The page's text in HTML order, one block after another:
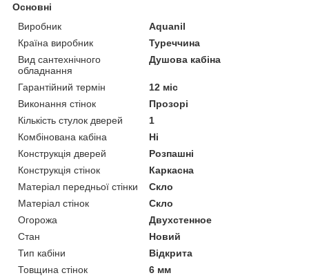
Основні
Виробник
Aquanil
Країна виробник
Туреччина
Вид сантехнічного
обладнання
Душова кабіна
Гарантійний термін
12 міс
Виконання стінок
Прозорі
Кількість стулок дверей
1
Комбінована кабіна
Ні
Конструкція дверей
Розпашні
Конструкція стінок
Каркасна
Матеріал передньої стінки
Скло
Матеріал стінок
Скло
Огорожа
Двухстенное
Стан
Новий
Тип кабіни
Відкрита
Товщина стінок
6 мм